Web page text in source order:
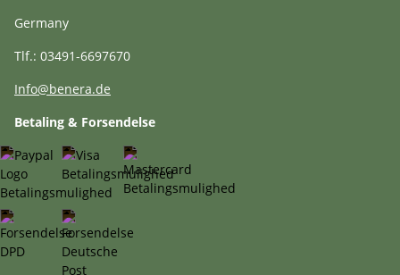
Germany
Tlf.: 03491-6697670
Info@benera.de
Betaling & Forsendelse